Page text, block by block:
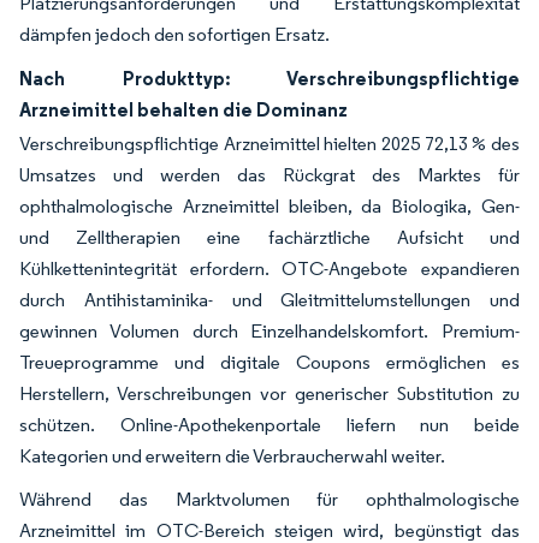
dämpfen jedoch den sofortigen Ersatz.
Nach Produkttyp: Verschreibungspflichtige
Arzneimittel behalten die Dominanz
Verschreibungspflichtige Arzneimittel hielten 2025 72,13 % des
Umsatzes und werden das Rückgrat des Marktes für
ophthalmologische Arzneimittel bleiben, da Biologika, Gen-
und Zelltherapien eine fachärztliche Aufsicht und
Kühlkettenintegrität erfordern. OTC-Angebote expandieren
durch Antihistaminika- und Gleitmittelumstellungen und
gewinnen Volumen durch Einzelhandelskomfort. Premium-
Treueprogramme und digitale Coupons ermöglichen es
Herstellern, Verschreibungen vor generischer Substitution zu
schützen. Online-Apothekenportale liefern nun beide
Kategorien und erweitern die Verbraucherwahl weiter.
Während das Marktvolumen für ophthalmologische
Arzneimittel im OTC-Bereich steigen wird, begünstigt das